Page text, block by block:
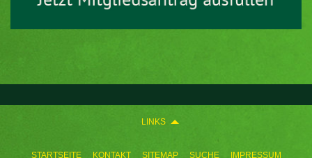
LINKS
STARTSEITE KONTAKT SITEMAP SUCHE IMPRESSUM